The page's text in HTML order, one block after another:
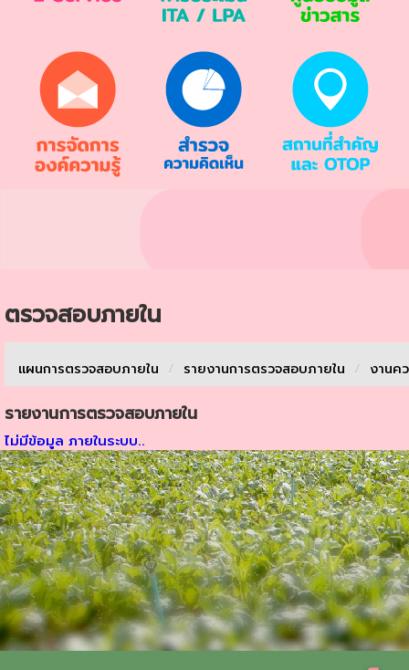
ตรวจสอบภายใน
แผนการตรวจสอบภายใน / รายงานการตรวจสอบภายใน / งานค
รายงานการตรวจสอบภายใน
ไม่มีข้อมูล ภายในระบบ..